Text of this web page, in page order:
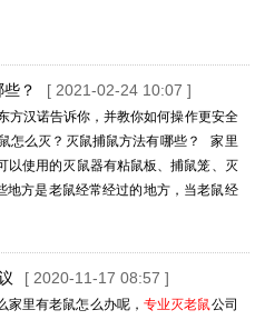
？ [ 2021-02-24 10:07 ]
方汉诺告诉你，并教你如何操作更安全
怎么灭？灭鼠捕鼠方法有哪些？ 家里
以使用的灭鼠器有粘鼠板、捕鼠笼、灭
地方是老鼠经常经过的地方，当老鼠经
[ 2020-11-17 08:57 ]
里有老鼠怎么办呢， 专业灭老鼠公司